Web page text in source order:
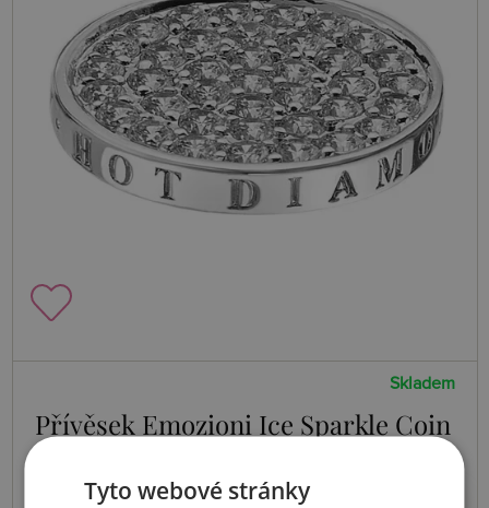
Skladem
Přívěsek Emozioni Ice Sparkle Coin
Tyto webové stránky